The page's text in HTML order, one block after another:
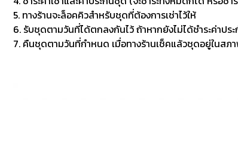
5. ทางร้านจะล็อคคิวสำหรับชุดที่ต้องการเช่าไว้ให้
6. รับชุดตามวันที่ได้ตกลงกันไว้ ถ้าหากยังไม่ได้ชำระค่าปร
7. คืนชุดตามวันที่กำหนด เมื่อทางร้านเช็คแล้วชุดอยู่ในสภ